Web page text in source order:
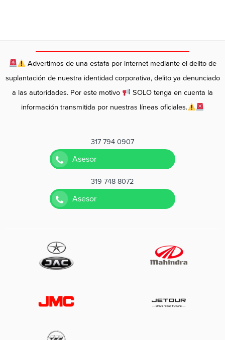
Advertimos de una estafa por internet mediante el delito de
suplantación de nuestra identidad corporativa, delito ya denunciado
a las autoridades. Por este motivo
SOLO tenga en cuenta la
información transmitida por nuestras líneas oficiales.
317 794 0907
Asesor
319 748 8072
Asesor